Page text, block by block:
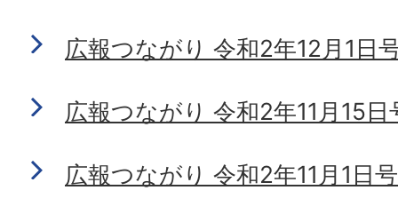
広報つながり 令和2年12月1日
広報つながり 令和2年11月15日
広報つながり 令和2年11月1日